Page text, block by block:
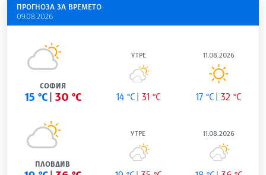
ПРОГНОЗА ЗА ВРЕМЕТО
09.08.2026
СОФИЯ
15 °C 30 °C
УТРЕ
14 °C 31 °C
11.08.2026
17 °C 32 °C
ПЛОВДИВ
УТРЕ 11.08.2026